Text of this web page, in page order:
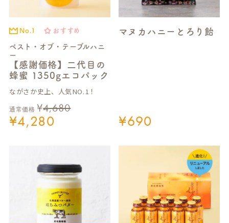
No.1 おすすめ
ベスト・オブ・テーブルハニ
ー
【感謝価格】二代目の
蜂蜜 1350gエコパック
ながさか史上、人気NO.1！
通常価格 ¥4,680
¥4,280
マヌカハニーとろり飴
¥690